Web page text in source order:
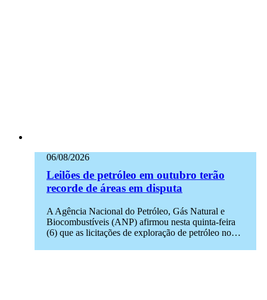
06/08/2026
Leilões de petróleo em outubro terão
recorde de áreas em disputa
A Agência Nacional do Petróleo, Gás Natural e
Biocombustíveis (ANP) afirmou nesta quinta-feira
(6) que as licitações de exploração de petróleo no…